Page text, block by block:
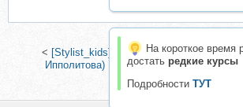
На короткое время
достать редкие курсы
Подробности ТУТ
< [Stylist_kids] Осенний гайд 2025 для
Ипполитова)|
[Stylist_kids] Весенний
Ипполитова)>